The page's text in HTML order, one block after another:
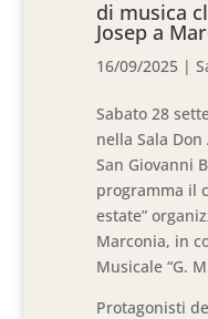
di musica
Josep a
16/09/2025 |
Sabato 28
nella Sala
San Giovanni
programma il
estate”
Marconia, in
Musicale “G.
Protagonisti